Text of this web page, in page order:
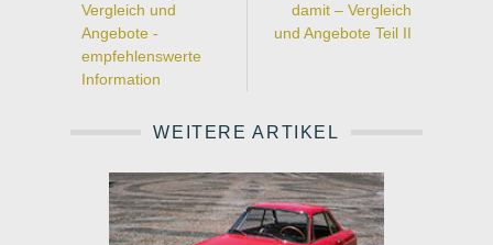
Vergleich und
Angebote -
empfehlenswerte
Information
damit – Vergleich
und Angebote Teil II
WEITERE ARTIKEL